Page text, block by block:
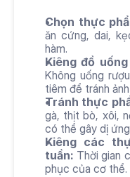
Chọn thực
ăn cứng, dai,
hàm.
Kiêng đồ
Không uống
tiêm để tránh
Tránh thực
gà, thịt bò, xôi,
có thể gây dị
Kiêng các
tuần: Thời gian
phục của cơ thể.